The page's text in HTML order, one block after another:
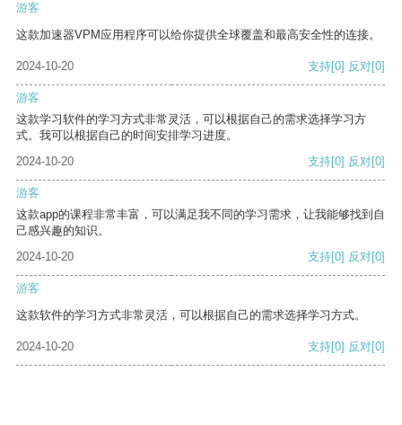
游客
这款加速器VPM应用程序可以给你提供全球覆盖和最高安全性的连接。
2024-10-20 支持[0] 反对[0]
游客
这款学习软件的学习方式非常灵活，可以根据自己的需求选择学习方
式。我可以根据自己的时间安排学习进度。
2024-10-20
支持[0] 反对[0]
游客
这款app的课程非常丰富，可以满足我不同的学习需求，让我能够找到自
己感兴趣的知识。
2024-10-20
支持[0] 反对[0]
游客
这款软件的学习方式非常灵活，可以根据自己的需求选择学习方式。
2024-10-20 支持[0] 反对[0]